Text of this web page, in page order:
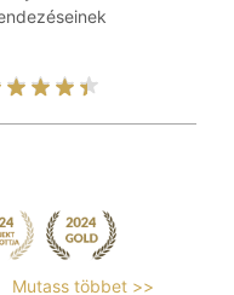
Mutass többet >>